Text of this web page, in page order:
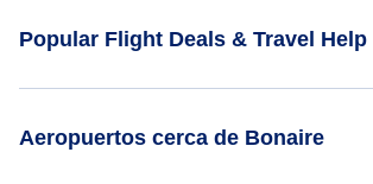
Vuelos de San Juan a Reno - SJU a RNO
Flights to Caribbean
Popular Flight Deals & Travel Help
Aeropuertos cerca de Bonaire